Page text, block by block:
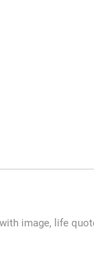
image, life